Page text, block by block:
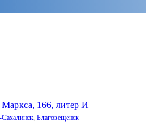
166, литер И
, Благовещенск